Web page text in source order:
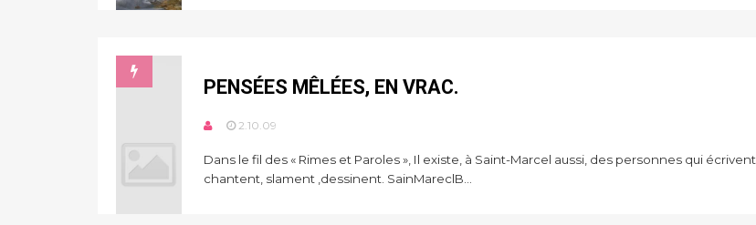
PENSÉES MÊLÉES, EN VRAC.
2.10.09
Dans le fil des « Rimes et Paroles », Il existe, à Saint-Marcel aussi, des personnes qui écrivent,
chantent, slament ,dessinent. SainMareclB...